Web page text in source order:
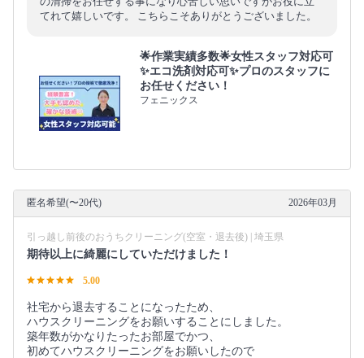
てれて嬉しいです。 こちらこそありがとうございました。
🌟作業実績多数🌟女性スタッフ対応可
✨エコ洗剤対応可✨プロのスタッフに
お任せください！
フェニックス
匿名希望(〜20代) 2026年03月
引っ越し前後のおうちクリーニング(空室・退去後) | 埼玉県
期待以上に綺麗にしていただけました！
5.00
社宅から退去することになったため、
ハウスクリーニングをお願いすることにしました。
築年数がかなりたったお部屋でかつ、
初めてハウスクリーニングをお願いしたので